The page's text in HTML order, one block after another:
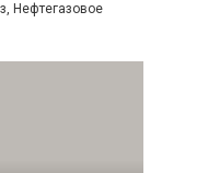
Нефтегазовое